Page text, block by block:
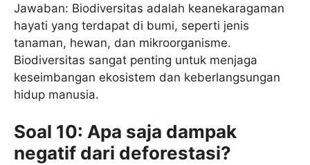
Jawaban: Biodiversitas adalah keanekaragaman
hayati yang terdapat di bumi, seperti jenis
tanaman, hewan, dan mikroorganisme.
Biodiversitas sangat penting untuk menjaga
keseimbangan ekosistem dan keberlangsungan
hidup manusia.
Soal 10: Apa saja dampak
negatif dari deforestasi?